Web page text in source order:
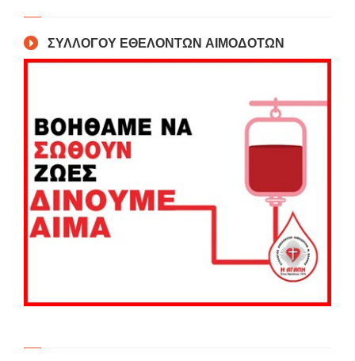
ΣΥΛΛΟΓΟΥ ΕΘΕΛΟΝΤΩΝ ΑΙΜΟΔΟΤΩΝ